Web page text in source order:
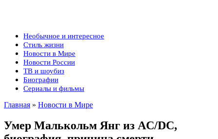
Необычное и интересное
Стиль жизни
Новости в Мире
Новости России
ТВ и шоубиз
Биографии
Сериалы и фильмы
Главная » Новости в Мире
Умер Малькольм Янг из AC/DC,